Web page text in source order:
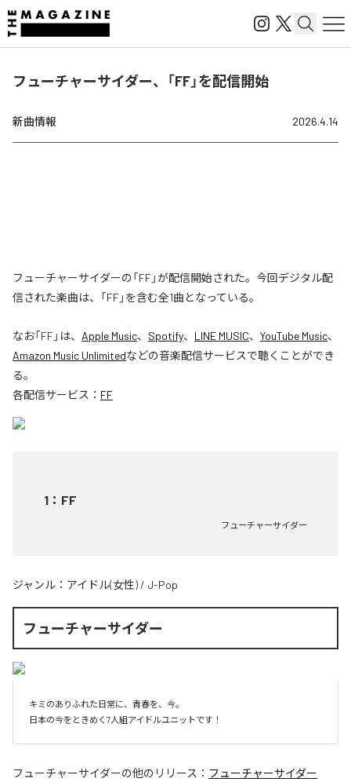
フューチャーサイダー、「FF」を配信開始
新曲情報 2026.4.14
フューチャーサイダーの「FF」が配信開始された。今回デジタル配
信された楽曲は、「FF」を含む全1曲となっている。
なお「FF」は、 Apple Music、 Spotify、 LINE MUSIC、 YouTube Music、
Amazon Music Unlimitedなどの音楽配信サービスで聴くことができ
る。
各配信サービス： FF
1 ： FF
フューチャーサイダー
ジャンル： アイドル(女性) / J-Pop
フューチャーサイダー
キミのありふれた日常に、青春を、今。
日本の今をときめく7人組アイドルユニットです！
フューチャーサイダーの他のリリース： フューチャーサイダー